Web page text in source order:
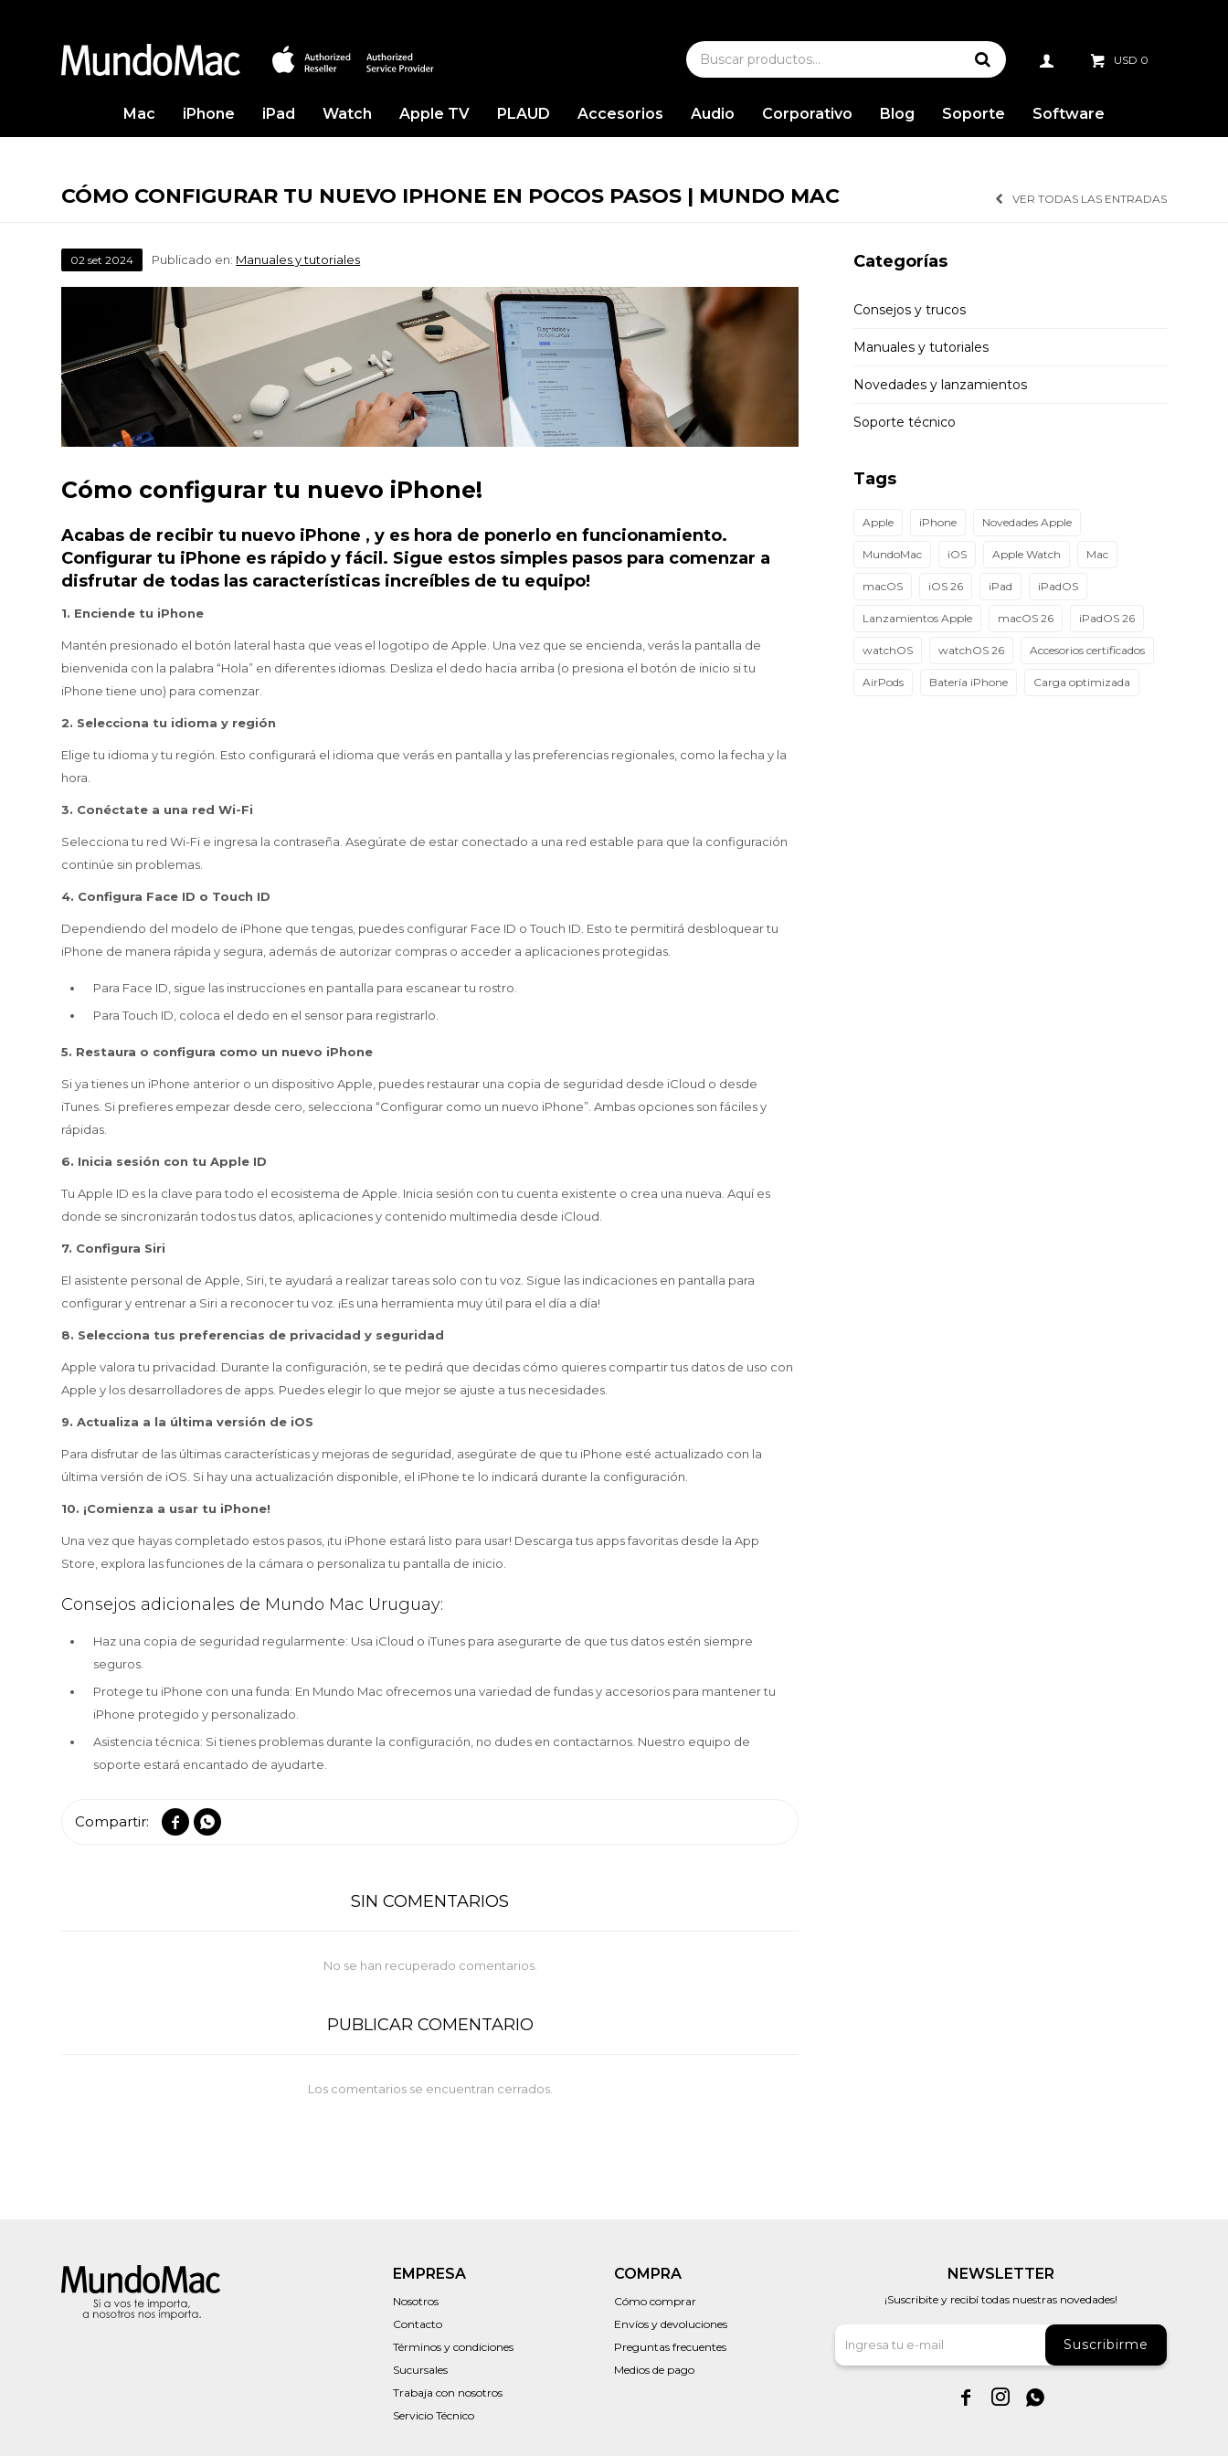
Mac iPhone iPad Watch Apple TV PLAUD Accesorios Audio Corporativo Blog Soporte Software
USD 0
CÓMO CONFIGURAR TU NUEVO IPHONE EN POCOS PASOS | MUNDO MAC VER TODAS LAS ENTRADAS
02 set 2024 Publicado en: Manuales y tutoriales
Cómo configurar tu nuevo iPhone!
Acabas de recibir tu nuevo iPhone , y es hora de ponerlo en funcionamiento.
Configurar tu iPhone es rápido y fácil. Sigue estos simples pasos para comenzar a
disfrutar de todas las características increíbles de tu equipo!
1. Enciende tu iPhone
Mantén presionado el botón lateral hasta que veas el logotipo de Apple. Una vez que se encienda, verás la pantalla de
bienvenida con la palabra “Hola” en diferentes idiomas. Desliza el dedo hacia arriba (o presiona el botón de inicio si tu
iPhone tiene uno) para comenzar.
2. Selecciona tu idioma y región
Elige tu idioma y tu región. Esto configurará el idioma que verás en pantalla y las preferencias regionales, como la fecha y la
hora.
3. Conéctate a una red Wi-Fi
Selecciona tu red Wi-Fi e ingresa la contraseña. Asegúrate de estar conectado a una red estable para que la configuración
continúe sin problemas.
4. Configura Face ID o Touch ID
Dependiendo del modelo de iPhone que tengas, puedes configurar Face ID o Touch ID. Esto te permitirá desbloquear tu
iPhone de manera rápida y segura, además de autorizar compras o acceder a aplicaciones protegidas.
Para Face ID, sigue las instrucciones en pantalla para escanear tu rostro.
Para Touch ID, coloca el dedo en el sensor para registrarlo.
5. Restaura o configura como un nuevo iPhone
Si ya tienes un iPhone anterior o un dispositivo Apple, puedes restaurar una copia de seguridad desde iCloud o desde
iTunes. Si prefieres empezar desde cero, selecciona “Configurar como un nuevo iPhone”. Ambas opciones son fáciles y
rápidas.
6. Inicia sesión con tu Apple ID
Tu Apple ID es la clave para todo el ecosistema de Apple. Inicia sesión con tu cuenta existente o crea una nueva. Aquí es
donde se sincronizarán todos tus datos, aplicaciones y contenido multimedia desde iCloud.
7. Configura Siri
El asistente personal de Apple, Siri, te ayudará a realizar tareas solo con tu voz. Sigue las indicaciones en pantalla para
configurar y entrenar a Siri a reconocer tu voz. ¡Es una herramienta muy útil para el día a día!
8. Selecciona tus preferencias de privacidad y seguridad
Apple valora tu privacidad. Durante la configuración, se te pedirá que decidas cómo quieres compartir tus datos de uso con
Apple y los desarrolladores de apps. Puedes elegir lo que mejor se ajuste a tus necesidades.
9. Actualiza a la última versión de iOS
Para disfrutar de las últimas características y mejoras de seguridad, asegúrate de que tu iPhone esté actualizado con la
última versión de iOS. Si hay una actualización disponible, el iPhone te lo indicará durante la configuración.
10. ¡Comienza a usar tu iPhone!
Una vez que hayas completado estos pasos, ¡tu iPhone estará listo para usar! Descarga tus apps favoritas desde la App
Store, explora las funciones de la cámara o personaliza tu pantalla de inicio.
Consejos adicionales de Mundo Mac Uruguay:
Haz una copia de seguridad regularmente: Usa iCloud o iTunes para asegurarte de que tus datos estén siempre
seguros.
Protege tu iPhone con una funda: En Mundo Mac ofrecemos una variedad de fundas y accesorios para mantener tu
iPhone protegido y personalizado.
Asistencia técnica: Si tienes problemas durante la configuración, no dudes en contactarnos. Nuestro equipo de
soporte estará encantado de ayudarte.
 
SIN COMENTARIOS
No se han recuperado comentarios.
PUBLICAR COMENTARIO
Los comentarios se encuentran cerrados.
Categorías
Consejos y trucos
Manuales y tutoriales
Novedades y lanzamientos
Soporte técnico
Tags
Apple iPhone Novedades Apple
MundoMac iOS Apple Watch Mac
macOS iOS 26 iPad iPadOS
Lanzamientos Apple macOS 26 iPadOS 26
watchOS watchOS 26 Accesorios certificados
AirPods Batería iPhone Carga optimizada
EMPRESA
Nosotros
Contacto
Términos y condiciones
Sucursales
Trabaja con nosotros
Servicio Técnico
COMPRA
Cómo comprar
Envíos y devoluciones
Preguntas frecuentes
Medios de pago
NEWSLETTER
¡Suscribite y recibí todas nuestras novedades!
Suscribirme
  